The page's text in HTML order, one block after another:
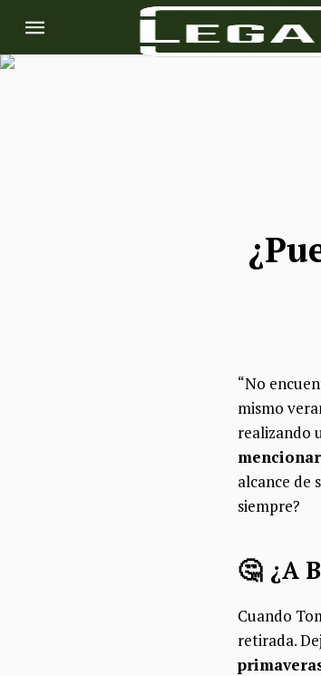
“No
mismo
realizando
alcance de
siempre?
🤔 ¿A
Cuando
retirada.